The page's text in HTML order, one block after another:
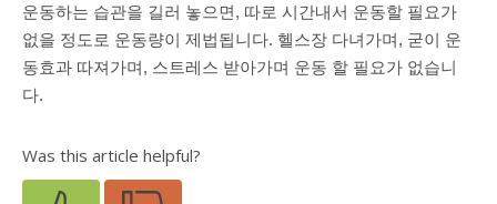
운동하는 습관을 길러 놓으면, 따로 시간내서 운동할 필요가
없을 정도로 운동량이 제법됩니다. 헬스장 다녀가며, 굳이 운
동효과 따져가며, 스트레스 받아가며 운동 할 필요가 없습니
다.
Was this article helpful?